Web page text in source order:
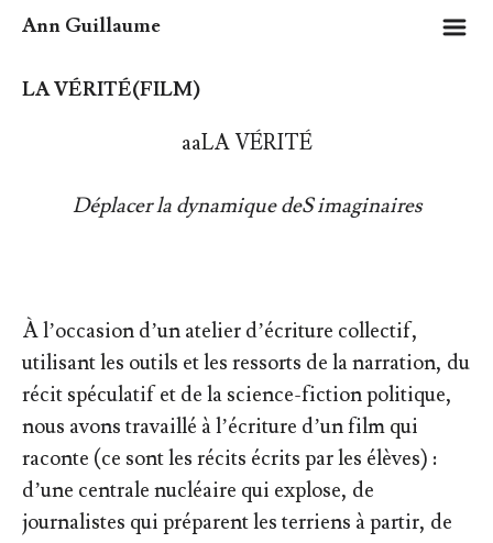
Ann Guillaume m
LA VÉRITÉ(FILM)
aaLA VÉRITÉ
Déplacer la dynamique deS imaginaires
À l’occasion d’un atelier d’écriture collectif,
utilisant les outils et les ressorts de la narration, du
récit spéculatif et de la science-fiction politique,
nous avons travaillé à l’écriture d’un film qui
raconte (ce sont les récits écrits par les élèves) :
d’une centrale nucléaire qui explose, de
journalistes qui préparent les terriens à partir, de